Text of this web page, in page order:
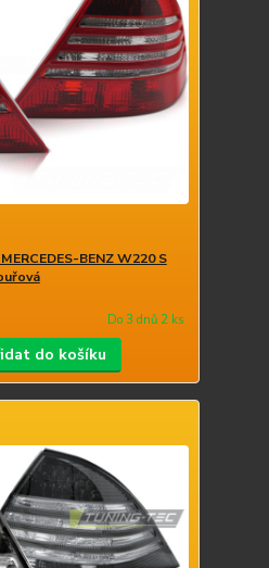
BENZ W220 S
Do 3 dnů 2 ks
do košíku